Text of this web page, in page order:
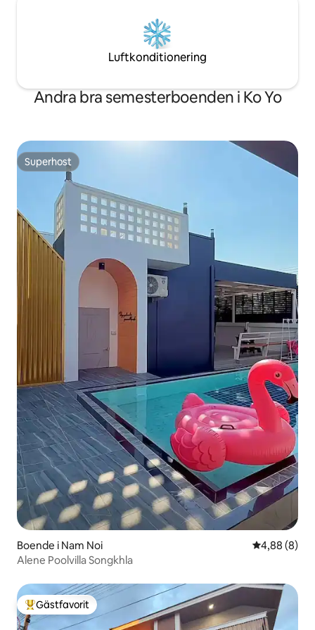
Luftkonditionering
Andra bra semesterboenden i Ko Yo
Superhost
Superhost
Boende i Nam Noi 4,88 av 5 i
4,88 (8)
Alene Poolvilla Songkhla
Populär gästfavorit
Gästfavorit